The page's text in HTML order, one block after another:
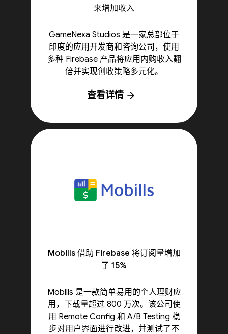
来增加收入
GameNexa Studios 是一家总部位于
印度的应用开发商和咨询公司，使用
多种 Firebase 产品将应用内购收入翻
倍并实现创收策略多元化。
查看详情 arrow_forward
Mobills 借助 Firebase 将订阅量增加
了 15%
Mobills 是一款简单易用的个人理财应
用，下载量超过 800 万次。该公司使
用 Remote Config 和 A/B Testing 稳
步对用户界面进行改进，并测试了不